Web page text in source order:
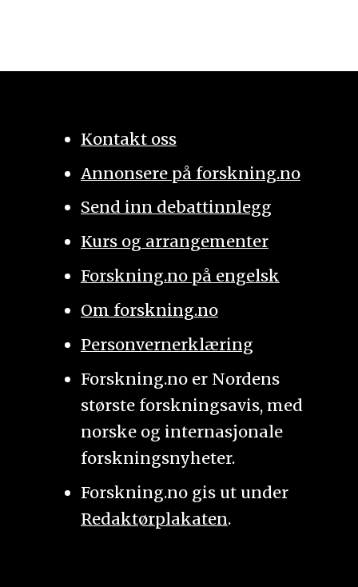
Kontakt oss
Annonsere på forskning.no
Send inn debattinnlegg
Kurs og arrangementer
Forskning.no på engelsk
Om forskning.no
Personvernerklæring
Forskning.no er Nordens
største forskningsavis, med
norske og internasjonale
forskningsnyheter.
Forskning.no gis ut under
Redaktørplakaten.